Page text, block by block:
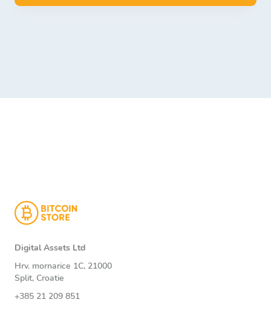
Digital Assets Ltd
Hrv. mornarice 1C, 21000
Split, Croatie
+385 21 209 851